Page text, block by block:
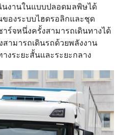
นงานในแบบปลอดมลพิษได้
ของระบบไฮดรอลิกและชุด
ร์จหนึ่งครั้งสามารถเดินทางได้
ามารถเดินรถด้วยพลังงาน
งระยะสั้นและระยะกลาง